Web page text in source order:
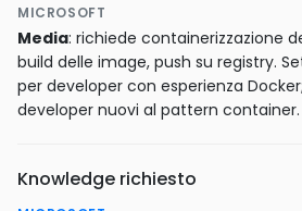
MICROSOFT
Media: richiede containerizzazione
build delle image, push su registry.
per developer con esperienza
developer nuovi al pattern container.
Knowledge richiesto